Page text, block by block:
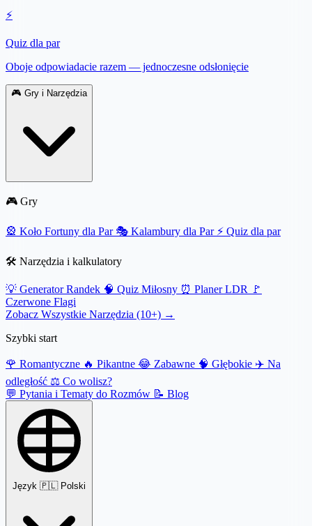
⚡
Quiz dla par
Oboje odpowiadacie razem — jednoczesne odsłonięcie
🎮 Gry i Narzędzia
🎮 Gry
🎡 Koło Fortuny dla Par 🎭 Kalambury dla Par ⚡ Quiz dla par
🛠️ Narzędzia i kalkulatory
💡 Generator Randek 🧠 Quiz Miłosny ⏰ Planer LDR
🚩
Czerwone Flagi
Zobacz Wszystkie Narzędzia (10+) →
Szybki start
🌹 Romantyczne 🔥 Pikantne 😂 Zabawne 🧠 Głębokie ✈️ Na
odległość ⚖️ Co wolisz?
💬 Pytania i Tematy do Rozmów 📝 Blog
Język 🇵🇱 Polski